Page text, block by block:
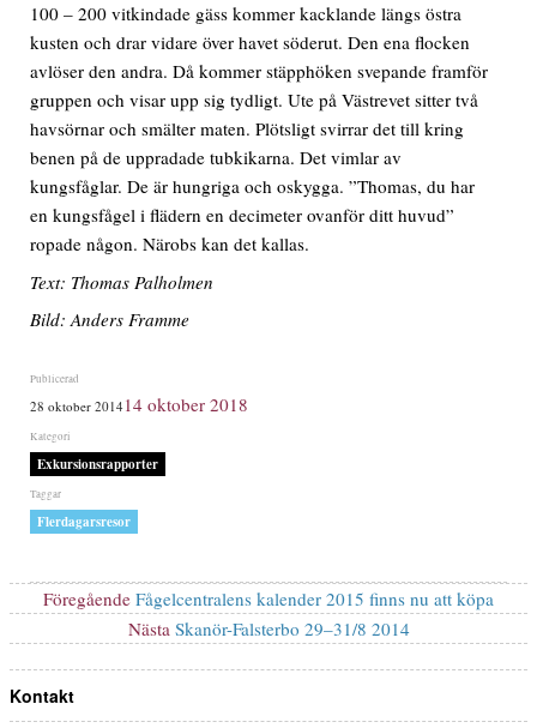
100 – 200 vitkindade gäss kommer kacklande längs östra
kusten och drar vidare över havet söderut. Den ena flocken
avlöser den andra. Då kommer stäpphöken svepande framför
gruppen och visar upp sig tydligt. Ute på Västrevet sitter två
havsörnar och smälter maten. Plötsligt svirrar det till kring
benen på de uppradade tubkikarna. Det vimlar av
kungsfåglar. De är hungriga och oskygga. ”Thomas, du har
en kungsfågel i flädern en decimeter ovanför ditt huvud”
ropade någon. Närobs kan det kallas.
Text: Thomas Palholmen
Bild: Anders Framme
Publicerat
den
28 oktober 201414 oktober 2018
Kategorier
Exkursionsrapporter
Etiketter
Flerdagarsresor
Inläggsnavigering
Föregående Föregående
inlägg:
Fågelcentralens kalender 2015 finns nu att köpa
Nästa Nästa
Skanör-Falsterbo 29–31/8 2014
Kontakt